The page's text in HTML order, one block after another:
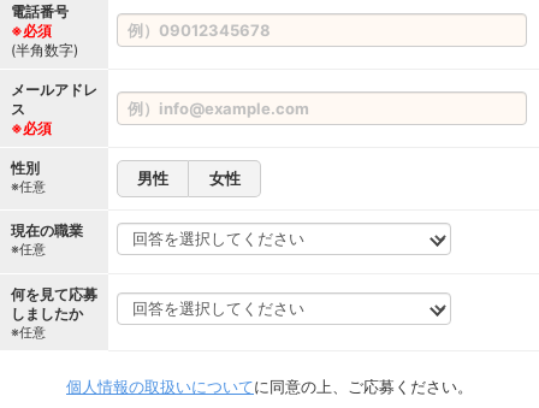
電話番号
※必須
(半角数字)
メールアドレ
ス
※必須
性別
※任意 男性 女性
現在の職業
※任意
何を見て応募
しましたか
※任意
個人情報の取扱いについてに同意の上、ご応募ください。